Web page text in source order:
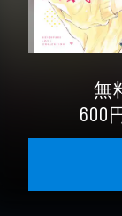
無
600